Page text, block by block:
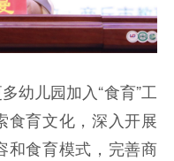
幼儿园加入“食育”工
食育文化，深入开展
和食育模式，完善商